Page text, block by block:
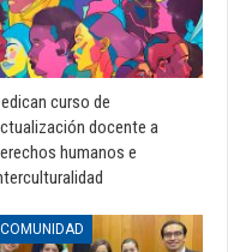
curso de
docente a
humanos e
COMUNIDAD